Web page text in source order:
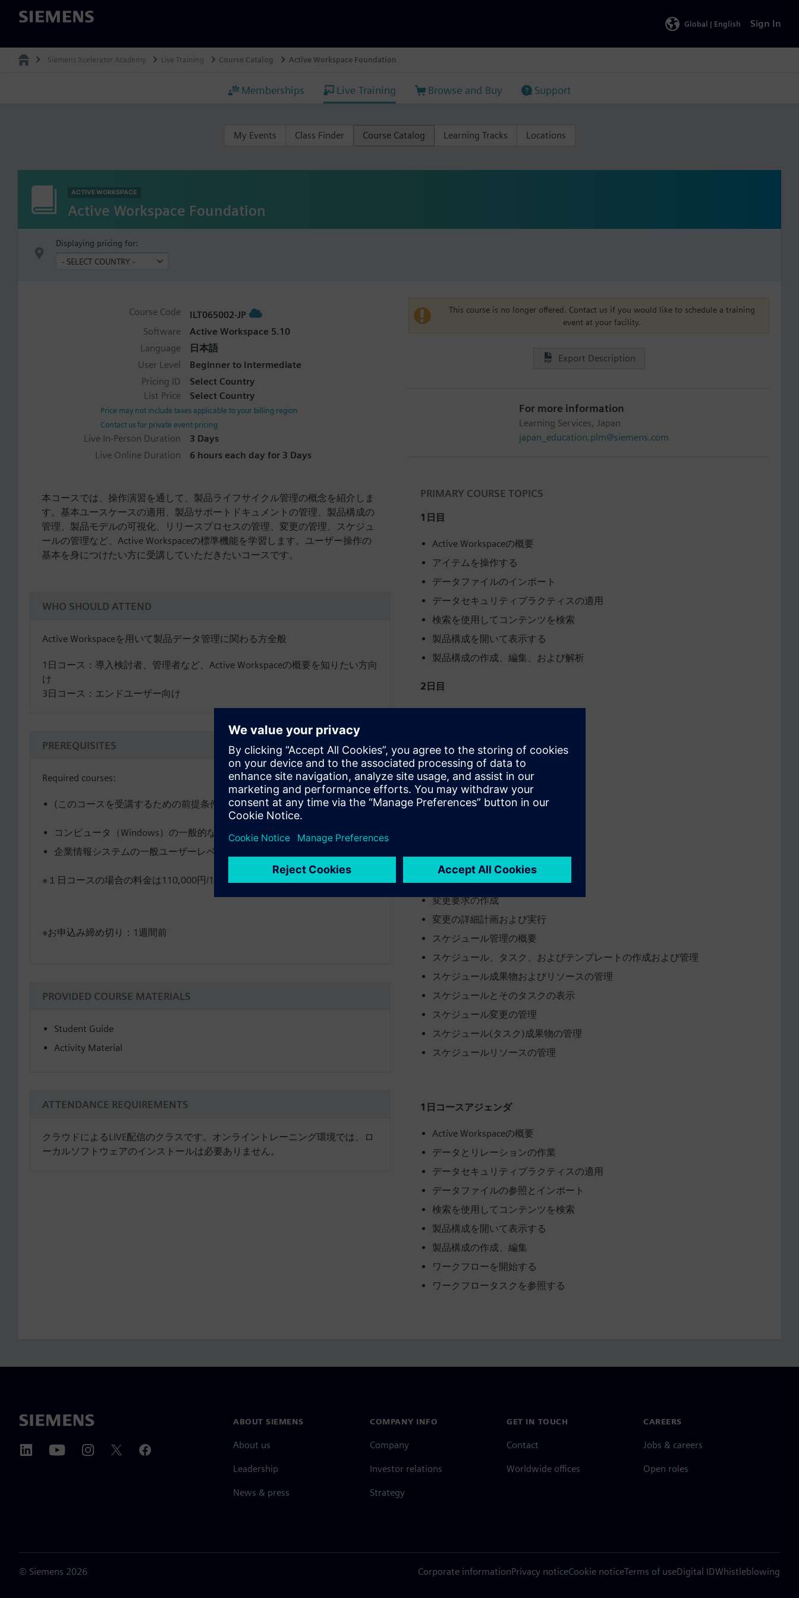
Siemens
Global | English Sign In
Siemens Xcelerator Academy Live Training Course Catalog Active Workspace Foundation
Memberships Live Training Browse and Buy Support
My Events Class Finder Course Catalog Learning Tracks Locations
ACTIVE WORKSPACE
Active Workspace Foundation
Displaying pricing for:
Course Code
ILT065002-JP
Software
Active Workspace 5.10
Language
日本語
User Level
Beginner to Intermediate
Pricing ID
Select Country
List Price
Select Country
Price may not include taxes applicable to your billing region
Contact us for private event pricing
Live In-Person Duration
3 Days
Live Online Duration
6 hours each day for 3 Days
本コースでは、操作演習を通して、製品ライフサイクル管理の概念を紹介しま
す。基本ユースケースの適用、製品サポートドキュメントの管理、製品構成の
管理、製品モデルの可視化、リリースプロセスの管理、変更の管理、スケジュ
ールの管理など、Active Workspaceの標準機能を学習します。ユーザー操作の
基本を身につけたい方に受講していただきたいコースです。
WHO SHOULD ATTEND
Active Workspaceを用いて製品データ管理に関わる方全般
1日コース：導入検討者、管理者など、Active Workspaceの概要を知りたい方向
け
3日コース：エンドユーザー向け
PREREQUISITES
Required courses:
(このコースを受講するための前提条件はありません。)
コンピュータ（Windows）の一般的な操作ができること
企業情報システムの一般ユーザーレベルのIT知識を有していること
※１日コースの場合の料金は110,000円/1名様となります。
※お申込み締め切り：1週間前
PROVIDED COURSE MATERIALS
Student Guide
Activity Material
ATTENDANCE REQUIREMENTS
クラウドによるLIVE配信のクラスです。オンライントレーニング環境では、ロ
ーカルソフトウェアのインストールは必要ありません。
This course is no longer offered. Contact us if you would like to schedule a training
event at your facility.
Export Description
For more information
Learning Services, Japan
japan_education.plm@siemens.com
PRIMARY COURSE TOPICS
1日目
Active Workspaceの概要
アイテムを操作する
データファイルのインポート
データセキュリティプラクティスの適用
検索を使用してコンテンツを検索
製品構成を開いて表示する
製品構成の作成、編集、および解析
2日目
ビジュアリゼーションデータの表示
データの承認およびリリース
ワークフローを開始する
ワークフロータスク割当ての管理
変更管理の概要
問題レポートを作成する
変更要求の作成
変更の詳細計画および実行
スケジュール管理の概要
スケジュール、タスク、およびテンプレートの作成および管理
スケジュール成果物およびリソースの管理
スケジュールとそのタスクの表示
スケジュール変更の管理
スケジュール(タスク)成果物の管理
スケジュールリソースの管理
1日コースアジェンダ
Active Workspaceの概要
データとリレーションの作業
データセキュリティプラクティスの適用
データファイルの参照とインポート
検索を使用してコンテンツを検索
製品構成を開いて表示する
製品構成の作成、編集
ワークフローを開始する
ワークフロータスクを参照する
ABOUT SIEMENS
About us
Leadership
News & press
COMPANY INFO
Company
Investor relations
Strategy
GET IN TOUCH
Contact
Worldwide offices
CAREERS
Jobs & careers
Open roles
© Siemens 2026 Corporate informationPrivacy noticeCookie noticeTerms of useDigital IDWhistleblowing